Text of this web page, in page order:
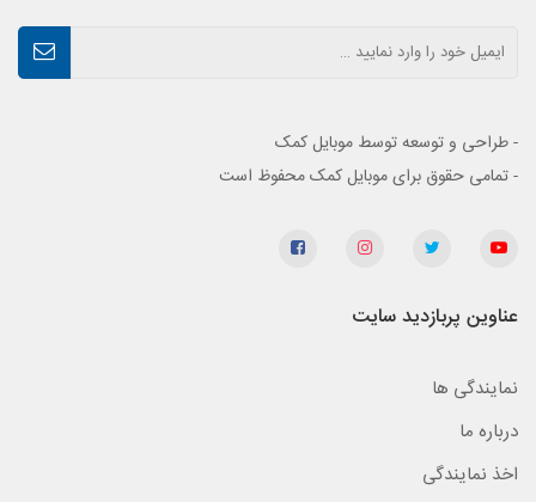
- طراحی و توسعه توسط موبایل کمک
- تمامی حقوق برای موبایل کمک محفوظ است
عناوین پربازدید سایت
نمایندگی ها
درباره ما
اخذ نمایندگی